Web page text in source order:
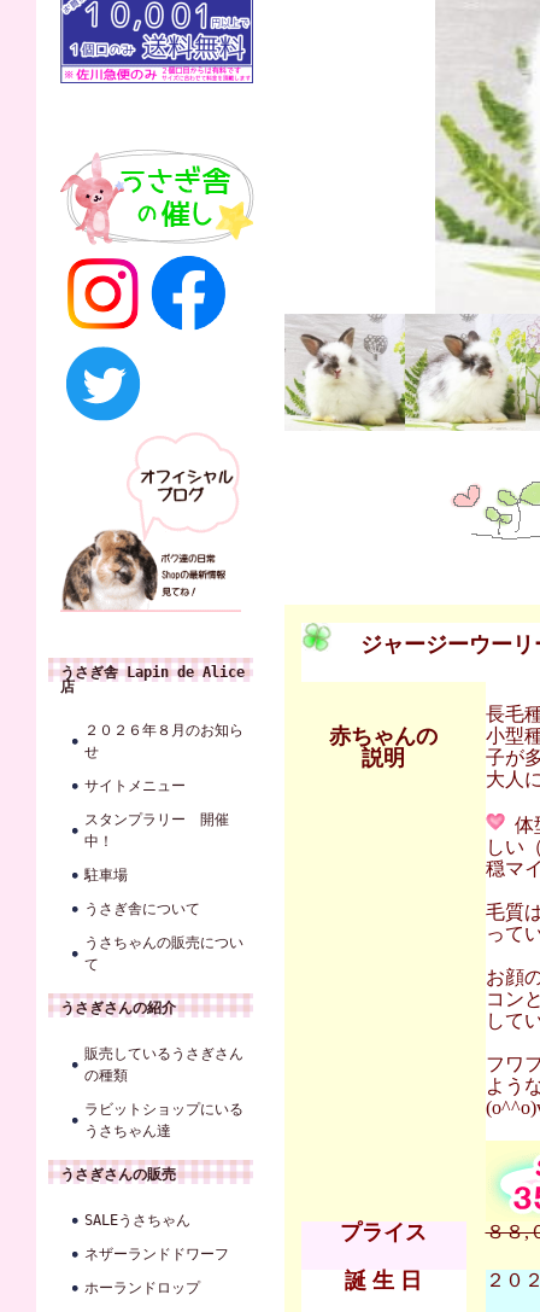
うさぎ舎 Lapin de Alice
店
２０２６年８月のお知ら
せ
サイトメニュー
スタンプラリー 開催
中！
駐車場
うさぎ舎について
うさちゃんの販売につい
て
うさぎさんの紹介
販売しているうさぎさん
の種類
ラビットショップにいる
うさちゃん達
うさぎさんの販売
SALEうさちゃん
ネザーランドドワーフ
ホーランドロップ
ジャージーウーリ
赤ちゃんの
説明
長毛
小型
子が
大人
体
しい
穏マ
毛質
って
お顔
コン
して
フワ
よう
プライス ８８,
誕 生 日 ２０